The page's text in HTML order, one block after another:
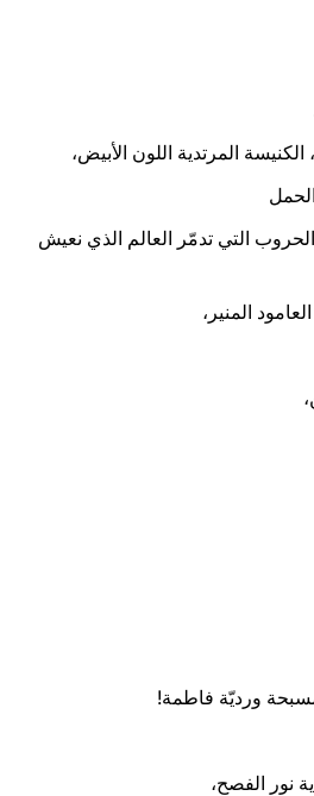
المرتدية اللون الأبيض،
التي تدمّر العالم الذي نعيش
المنير،
ورديّة فاطمة!
نور الفصح،